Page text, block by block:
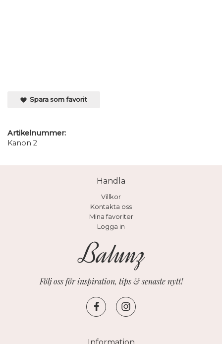
Spara som favorit
Artikelnummer:
Kanon 2
Handla
Villkor
Kontakta oss
Mina favoriter
Logga in
Följ oss för inspiration, tips & senaste nytt!